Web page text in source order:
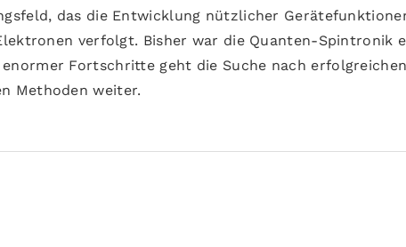
das die Entwicklung nützlicher
verfolgt. Bisher war die Quanten-Spintronik
Fortschritte geht die Suche nach erfolgreichen
Methoden weiter.